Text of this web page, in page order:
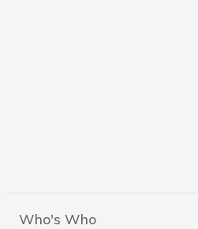
Who's Who